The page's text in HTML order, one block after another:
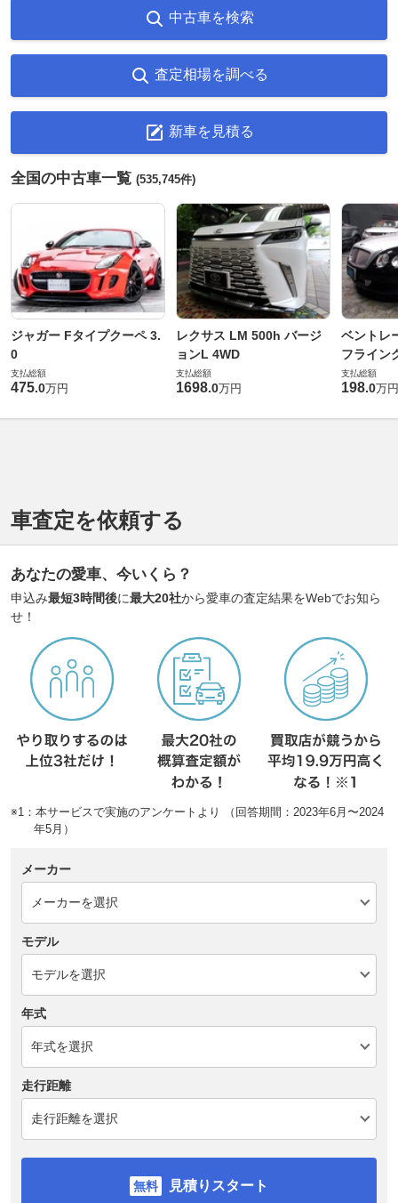
中古車を検索
査定相場を調べる
新車を見積る
全国の中古車一覧 (535,745件)
ジャガー Fタイプクーペ 3.
0
支払総額
475.0万円
レクサス LM 500h バージ
ョンL 4WD
支払総額
1698.0万円
ベントレ
フライン
支払総額
198.0万円
車査定を依頼する
あなたの愛車、今いくら？
申込み最短3時間後に最大20社から愛車の査定結果をWebでお知ら
せ！
※1：本サービスで実施のアンケートより （回答期間：2023年6月〜2024
年5月）
メーカー
モデル
年式
走行距離
見積りスタート